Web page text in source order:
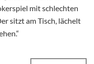
mit schlechten
sitzt am Tisch, lächelt